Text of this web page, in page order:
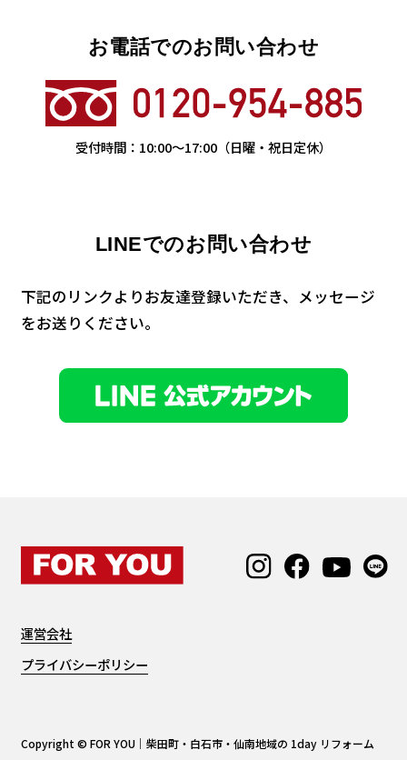
お電話でのお問い合わせ
受付時間： 10:00〜17:00 （日曜・祝日定休）
LINEでのお問い合わせ
下記のリンクよりお友達登録いただき、メッセージ
をお送りください。
運営会社
プライバシーポリシー
Copyright © FOR YOU｜柴田町・白石市・仙南地域の 1day リフォーム